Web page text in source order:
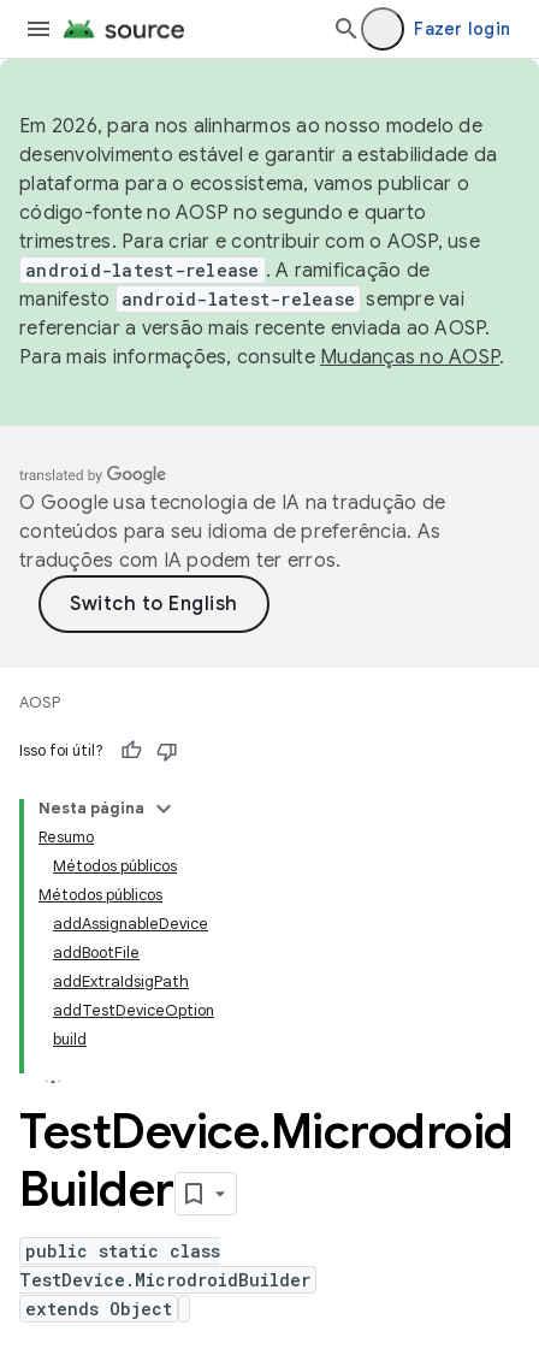
Fazer login
Em 2026, para nos alinharmos ao nosso modelo de
desenvolvimento estável e garantir a estabilidade da
plataforma para o ecossistema, vamos publicar o
código-fonte no AOSP no segundo e quarto
trimestres. Para criar e contribuir com o AOSP, use
android-latest-release . A ramificação de
manifesto
android-latest-release sempre vai
referenciar a versão mais recente enviada ao AOSP.
Para mais informações, consulte Mudanças no AOSP.
O Google usa tecnologia de IA na tradução de
conteúdos para seu idioma de preferência. As
traduções com IA podem ter erros.
AOSP
Isso foi útil?
Nesta página
Resumo
Métodos públicos
Métodos públicos
addAssignableDevice
addBootFile
addExtraIdsigPath
addTestDeviceOption
build
TestDevice.Microdroid
Builder
public static class
TestDevice.MicrodroidBuilder
extends Object